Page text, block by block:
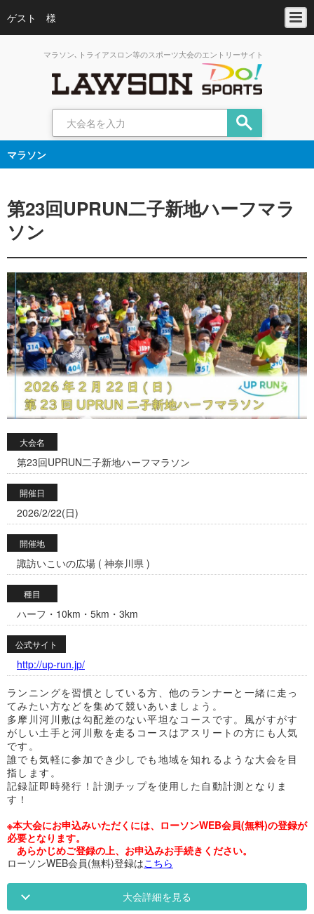
ゲスト 様
マラソン､トライアスロン等のスポーツ大会のエントリーサイト
マラソン
第23回UPRUN二子新地ハーフマラ
ソン
大会名
第23回UPRUN二子新地ハーフマラソン
開催日
2026/2/22(日)
開催地
諏訪いこいの広場 ( 神奈川県 )
種目
ハーフ・10km・5km・3km
公式サイト
http://up-run.jp/
ランニングを習慣としている方、他のランナーと一緒に走っ
てみたい方などを集めて競いあいましょう。
多摩川河川敷は勾配差のない平坦なコースです。風がすがす
がしい土手と河川敷を走るコースはアスリートの方にも人気
です。
誰でも気軽に参加でき少しでも地域を知れるような大会を目
指します。
記録証即時発行！計測チップを使用した自動計測となりま
す！
※本大会にお申込みいただくには、ローソンWEB会員(無料)の登録が
必要となります。
あらかじめご登録の上、お申込みお手続きください。
ローソンWEB会員(無料)登録はこちら
大会詳細を見る